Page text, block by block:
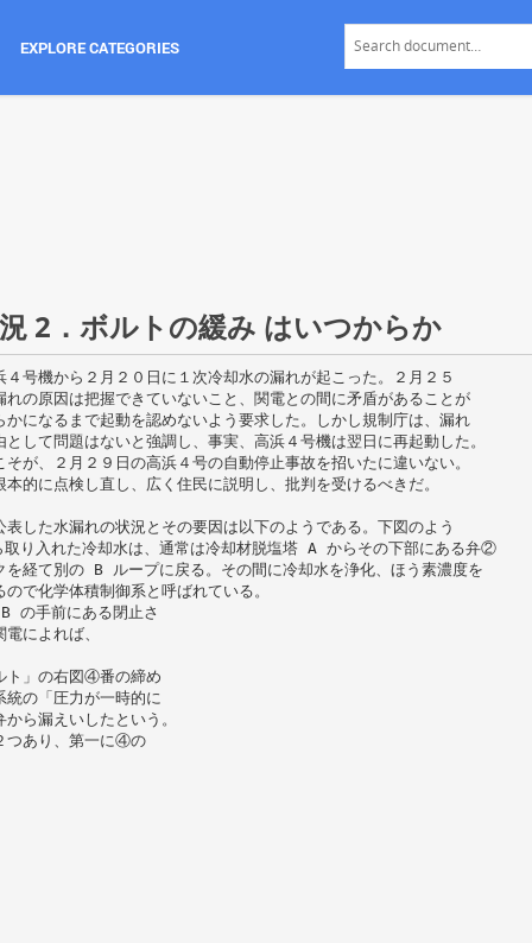
EXPLORE CATEGORIES
2．ボルトの緩み はいつからか
号機から２月２０日に１次冷却水の漏れが起こった。２月２５
れの原因は把握できていないこと、関電との間に矛盾があることが
になるまで起動を認めないよう要求した。しかし規制庁は、漏れ
して問題はないと強調し、事実、高浜４号機は翌日に再起動した。
そが、２月２９日の高浜４号の自動停止事故を招いたに違いない。
的に点検し直し、広く住民に説明し、批判を受けるべきだ。
した水漏れの状況とその要因は以下のようである。下図のよう
り入れた冷却水は、通常は冷却材脱塩塔 A からその下部にある弁②
を経て別の B ループに戻る。その間に冷却水を浄化、ほう素濃度を
で化学体積制御系と呼ばれている。
の手前にある閉止さ
によれば、
ト」の右図④番の締め
の「圧力が一時的に
ら漏えいしたという。
つあり、第一に④の